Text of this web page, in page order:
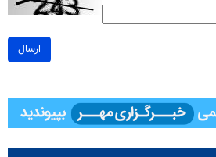
ارسال